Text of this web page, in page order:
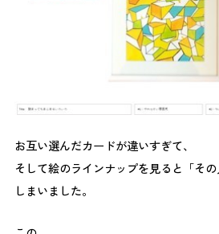
お互い選んだカードが違いすぎて、
そして絵のラインナップを見ると「そ
しまいました。